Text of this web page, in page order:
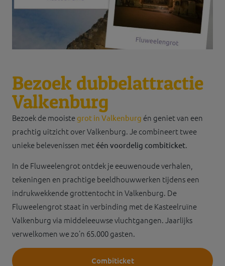
Bezoek dubbelattractie
Valkenburg
Bezoek de mooistegrot in Valkenburg én geniet van een
prachtig uitzicht over Valkenburg. Je combineert twee
unieke belevenissen met één voordelig combiticket.
In de Fluweelengrot ontdek je eeuwenoude verhalen,
tekeningen en prachtige beeldhouwwerken tijdens een
indrukwekkende grottentocht in Valkenburg. De
Fluweelengrot staat in verbinding met de Kasteelruïne
Valkenburg via middeleeuwse vluchtgangen. Jaarlijks
verwelkomen we zo’n 65.000 gasten.
Combiticket